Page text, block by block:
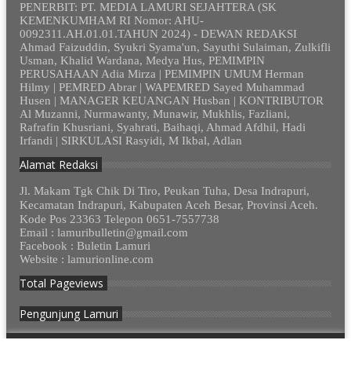
PENERBIT: PT. MEDIA LAMURI SEJAHTERA (SK
KEMENKUMHAM RI Nomor: AHU-
0092311.AH.01.01.TAHUN 2024) - DEWAN REDAKSI
Ahmad Faizuddin, Syukri Syama'un, Sayuthi Sulaiman, Zulkifli
Usman, Khalid Wardana, Medya Hus, PEMIMPIN
PERUSAHAAN Adia Mirza | PEMIMPIN UMUM Herman
Hilmy | PEMRED Abrar | WAPEMRED Sayed Muhammad
Husen | MANAGER KEUANGAN Husban | KONTRIBUTOR
Al Muzanni, Nurmawanty, Munawir, Mukhlis, Fazliani,
Rafrafin Khusriani, Syahrati, Baihaqi, Ahmad Afdhil, Hadi
Irfandi | SIRKULASI Rasyidi, M Ikbal, Adlan
Alamat Redaksi
Jl. Makam Tgk Chik Di Tiro, Peukan Tuha, Desa Indrapuri,
Kecamatan Indrapuri, Kabupaten Aceh Besar, Provinsi Aceh.
Kode Pos 23363 Telepon 0651-7557738
Email : lamuribulletin@gmail.com
Facebook : Buletin Lamuri
Website : lamurionline.com
Total Pageviews
Pengunjung Lamuri